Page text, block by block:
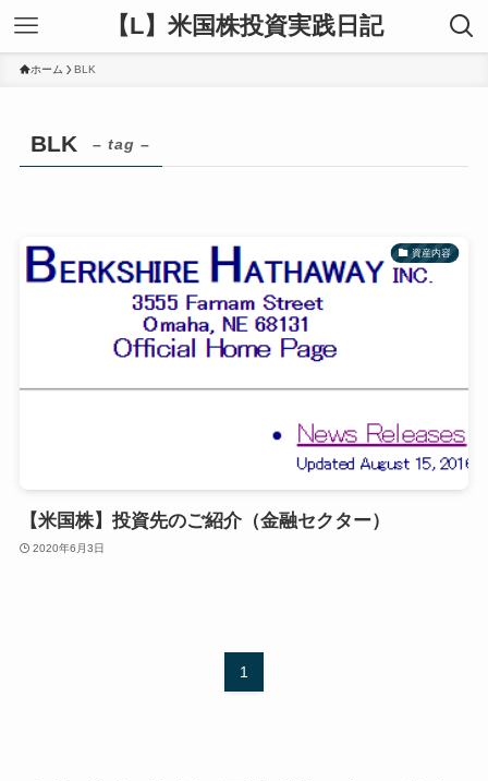
【L】米国株投資実践日記
ホーム BLK
BLK – tag –
資産内容
【米国株】投資先のご紹介（金融セクター）
2020年6月3日
1